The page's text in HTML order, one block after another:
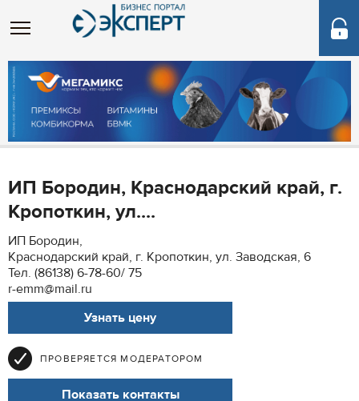
ИП Бородин, Краснодарский край, г.
Кропоткин, ул....
ИП Бородин,
Краснодарский край, г. Кропоткин, ул. Заводская, 6
Тел. (86138) 6-78-60/ 75
r-emm@mail.ru
Узнать цену
ПРОВЕРЯЕТСЯ МОДЕРАТОРОМ
Показать контакты